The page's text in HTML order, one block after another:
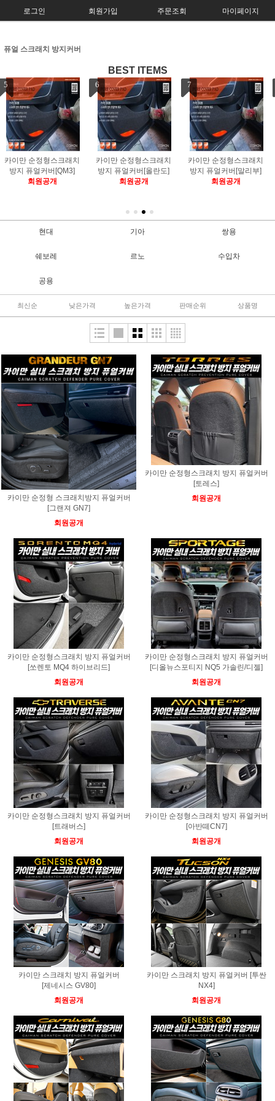
로그인 회원가입 주문조회 마이페이지
퓨얼 스크래치 방지커버
BEST ITEMS
카이만 순정형스크래치
방지 퓨얼커버[말리부]
회원공개
카이만 순정형스크래치
방지 퓨얼커버[크루즈]
회원공개
9
카이만 순정형스크래치
방지 퓨얼커버[투리스모]
회원공개
현대 기아 쌍용
쉐보레 르노 수입차
공용
최신순 낮은가격 높은가격 판매순위 상품명
카이만 순정형 스크래치방지 퓨얼커버
[그랜져 GN7]
회원공개
카이만 순정형스크래치 방지 퓨얼커버
[토레스]
회원공개
카이만 순정형스크래치 방지 퓨얼커버
[쏘렌토 MQ4 하이브리드]
회원공개
카이만 순정형스크래치 방지 퓨얼커버
[디올뉴스포티지 NQ5 가솔린/디젤]
회원공개
카이만 순정형스크래치 방지 퓨얼커버
[트래버스]
회원공개
카이만 순정형스크래치 방지 퓨얼커버
[아반떼CN7]
회원공개
카이만 스크래치 방지 퓨얼커버
[제네시스 GV80]
회원공개
카이만 스크래치 방지 퓨얼커버 [투싼
NX4]
회원공개